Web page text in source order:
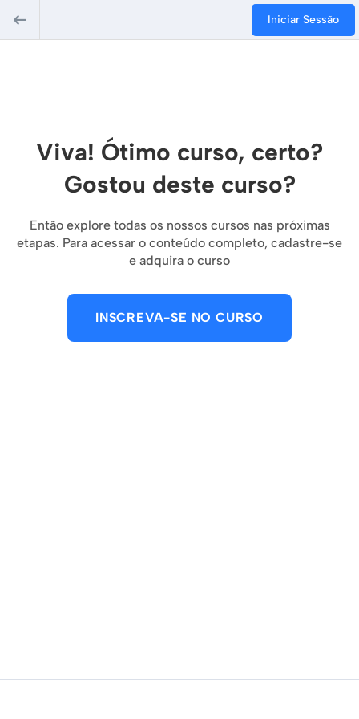
Iniciar Sessão
Viva! Ótimo curso, certo?
Gostou deste curso?
Então explore todas os nossos cursos nas próximas
etapas. Para acessar o conteúdo completo, cadastre-se
e adquira o curso
INSCREVA-SE NO CURSO